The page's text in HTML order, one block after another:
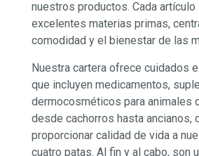
nuestros productos. Cada
excelentes materias primas,
comodidad y el bienestar de las
Nuestra cartera ofrece cuidados
que incluyen medicamentos,
dermocosméticos para animales
desde cachorros hasta ancianos,
proporcionar calidad de vida a
cuatro patas. Al fin y al cabo, son